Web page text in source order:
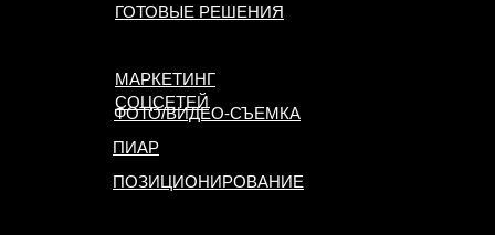
ПОЗИЦИОНИРОВАНИЕ
ПИАР
ФОТО/ВИДЕО-СЪЕМКА
МАРКЕТИНГ
СОЦСЕТЕЙ
ГОТОВЫЕ РЕШЕНИЯ